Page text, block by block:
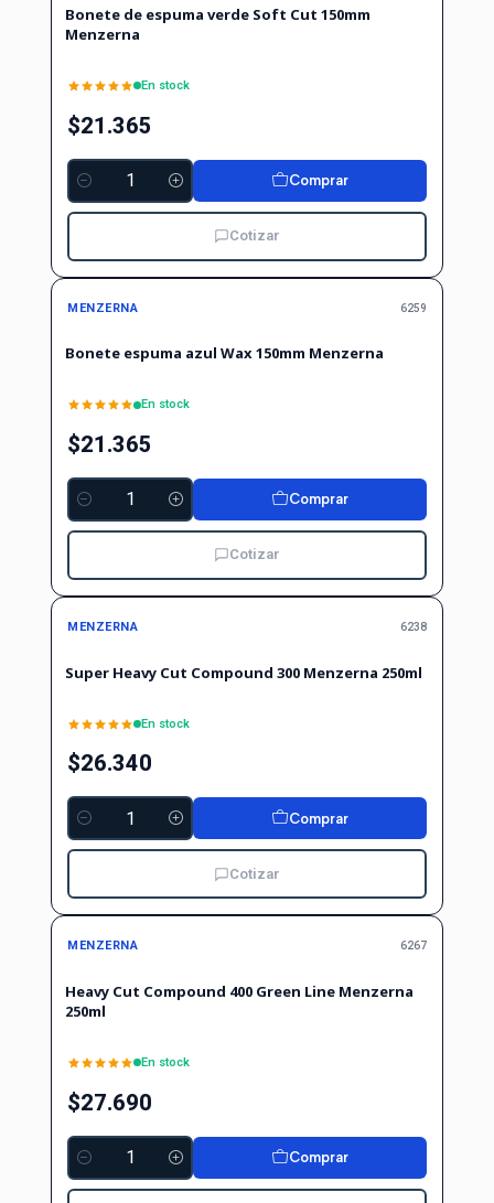
Bonete de espuma verde Soft Cut 150mm
Menzerna
En stock
$21.365
Cantidad
Comprar
Cotizar
MENZERNA 6259
Bonete espuma azul Wax 150mm Menzerna
En stock
$21.365
Cantidad
Comprar
Cotizar
MENZERNA 6238
Super Heavy Cut Compound 300 Menzerna 250ml
En stock
$26.340
Cantidad
Comprar
Cotizar
MENZERNA 6267
Heavy Cut Compound 400 Green Line Menzerna
250ml
En stock
$27.690
Cantidad
Comprar